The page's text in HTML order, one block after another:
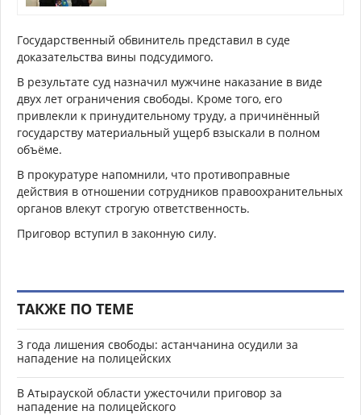
Государственный обвинитель представил в суде
доказательства вины подсудимого.
В результате суд назначил мужчине наказание в виде
двух лет ограничения свободы. Кроме того, его
привлекли к принудительному труду, а причинённый
государству материальный ущерб взыскали в полном
объёме.
В прокуратуре напомнили, что противоправные
действия в отношении сотрудников правоохранительных
органов влекут строгую ответственность.
Приговор вступил в законную силу.
ТАКЖЕ ПО ТЕМЕ
3 года лишения свободы: астанчанина осудили за
нападение на полицейских
В Атырауской области ужесточили приговор за
нападение на полицейского